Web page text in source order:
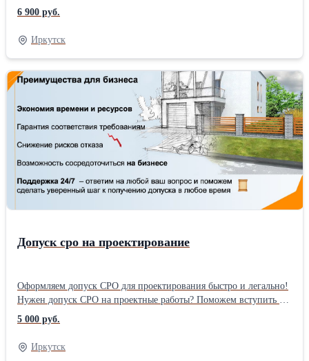
минимальном пакете документов. Разряды со 2 по 7. Доставка
документов прямо в руки. Стоимость 6900р.Звоните сегодня и
уточняйте более подробную информацию.
6 900 руб.
Иркутск
Допуск сро на проектирование
Оформляем допуск СРО для проектирования быстро и легально!
Нужен допуск СРО на проектные работы? Поможем вступить в
СРО проектировщиков за 5 дней без лишних хлопот! ✔
Легальный допуск для всех видов проектирования ✔
Минимальный пакет документов ✔ Сопровождение на всех
этапах ✔ Консультации 24&amp;amp;amp;amp;#x2F;7
5 000 руб.
Иркутск